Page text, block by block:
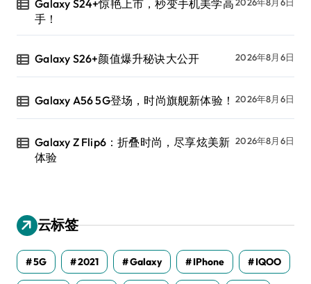
Galaxy S24+惊艳上市，秒变手机美学高
手！
Galaxy S26+颜值爆升秘诀大公开 2026年8月6日
Galaxy A56 5G登场，时尚旗舰新体验！ 2026年8月6日
Galaxy Z Flip6：折叠时尚，尽享炫美新
体验
2026年8月6日
云标签
5G 2021 Galaxy IPhone IQOO